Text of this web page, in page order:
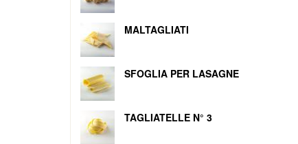
MALTAGLIATI
SFOGLIA PER LASAGNE
TAGLIATELLE N° 3